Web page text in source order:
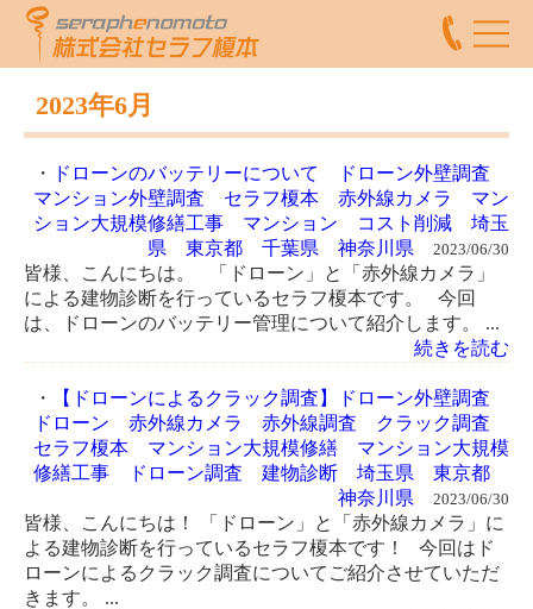
2023年6月
・
ドローンのバッテリーについて ドローン外壁調査
マンション外壁調査 セラフ榎本 赤外線カメラ マン
ション大規模修繕工事 マンション コスト削減 埼玉
県 東京都 千葉県 神奈川県
2023/06/30
皆様、こんにちは。 「ドローン」と「赤外線カメラ」
による建物診断を行っているセラフ榎本です。 今回
は、ドローンのバッテリー管理について紹介します。 ...
続きを読む
・
【ドローンによるクラック調査】ドローン外壁調査
ドローン 赤外線カメラ 赤外線調査 クラック調査
セラフ榎本 マンション大規模修繕 マンション大規模
修繕工事 ドローン調査 建物診断 埼玉県 東京都
神奈川県
2023/06/30
皆様、こんにちは！ 「ドローン」と「赤外線カメラ」に
よる建物診断を行っているセラフ榎本です！ 今回はド
ローンによるクラック調査についてご紹介させていただ
きます。 ...